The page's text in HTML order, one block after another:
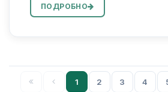
aylanadi — Oliy ta'lim, fan va
tomonid...
ПОДРОБНО
1 2 3 4